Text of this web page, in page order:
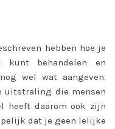
hebben hoe je
behandelen en
wel wat aangeven.
uitstraling die mensen
heeft daarom ook zijn
dat je geen lelijke